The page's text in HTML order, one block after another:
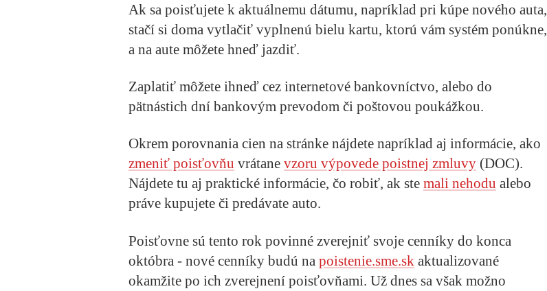
Ak sa poisťujete k aktuálnemu dátumu, napríklad pri kúpe nového auta,
stačí si doma vytlačiť vyplnenú bielu kartu, ktorú vám systém ponúkne,
a na aute môžete hneď jazdiť.
Zaplatiť môžete ihneď cez internetové bankovníctvo, alebo do
pätnástich dní bankovým prevodom či poštovou poukážkou.
Okrem porovnania cien na stránke nájdete napríklad aj informácie, ako
zmeniť poisťovňu vrátane vzoru výpovede poistnej zmluvy (DOC).
Nájdete tu aj praktické informácie, čo robiť, ak ste mali nehodu alebo
práve kupujete či predávate auto.
Poisťovne sú tento rok povinné zverejniť svoje cenníky do konca
októbra - nové cenníky budú na poistenie.sme.sk aktualizované
okamžite po ich zverejnení poisťovňami. Už dnes sa však možno